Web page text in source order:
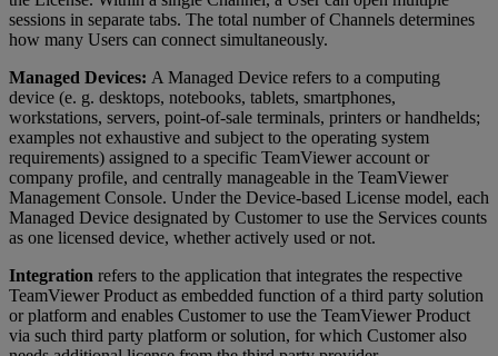
sessions in separate tabs. The total number of Channels determines
how many Users can connect simultaneously.
Managed Devices: A Managed Device refers to a computing
device (e. g. desktops, notebooks, tablets, smartphones,
workstations, servers, point-of-sale terminals, printers or handhelds;
examples not exhaustive and subject to the operating system
requirements) assigned to a specific TeamViewer account or
company profile, and centrally manageable in the TeamViewer
Management Console. Under the Device-based License model, each
Managed Device designated by Customer to use the Services counts
as one licensed device, whether actively used or not.
Integration refers to the application that integrates the respective
TeamViewer Product as embedded function of a third party solution
or platform and enables Customer to use the TeamViewer Product
via such third party platform or solution, for which Customer also